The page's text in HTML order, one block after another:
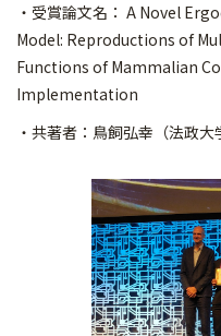
・受賞論文名： A Novel
Model: Reproductions of
Functions of Mammalian
Implementation
・共著者：鳥飼弘幸（法政大